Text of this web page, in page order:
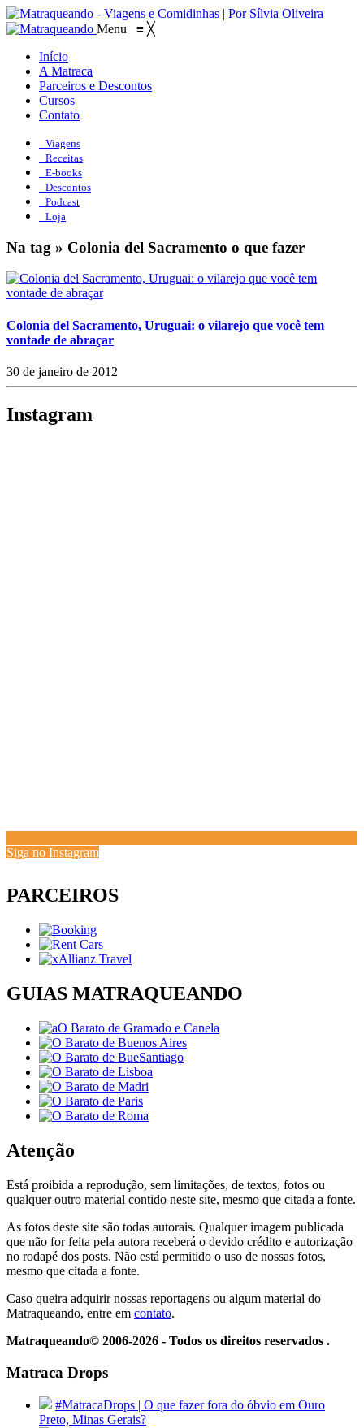
Menu ≡ ╳
Início
A Matraca
Parceiros e Descontos
Cursos
Contato
Viagens
Receitas
E-books
Descontos
Podcast
Loja
Na tag » Colonia del Sacramento o que fazer
Colonia del Sacramento, Uruguai: o vilarejo que você tem
vontade de abraçar
30 de janeiro de 2012
Instagram
Siga no Instagram
PARCEIROS
GUIAS MATRAQUEANDO
Atenção
Está proibida a reprodução, sem limitações, de textos, fotos ou
qualquer outro material contido neste site, mesmo que citada a fonte.
As fotos deste site são todas autorais. Qualquer imagem publicada
que não for feita pela autora receberá o devido crédito e autorização
no rodapé dos posts. Não está permitido o uso de nossas fotos,
mesmo que citada a fonte.
Caso queira adquirir nossas reportagens ou algum material do
Matraqueando, entre em contato.
Matraqueando© 2006-2026 - Todos os direitos reservados .
Matraca Drops
#MatracaDrops | O que fazer fora do óbvio em Ouro
Preto, Minas Gerais?